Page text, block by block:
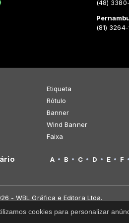
(48)
(81)
Etiqueta
Rótulo
Banner
Wind Banner
Faixa
A B C D E F
- WBL Gráfica e Editora Ltda.
cookies para personalizar